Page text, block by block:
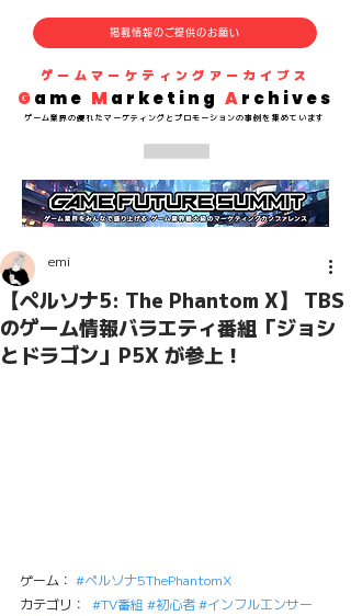
G ame M arketing Archives
​ゲーム業界の優れた マーケティングとプロモーションの事例を集めています
掲載情報のご提供のお願い
​ゲームマーケティングアーカイブス
【ペルソナ5: The Phantom X】 TBS
のゲーム情報バラエティ番組「ジョシ
とドラゴン」P5X が参上！
emi
ゲーム： #ペルソナ5ThePhantomX
カテゴリ： #TV番組 #初心者#インフルエンサー